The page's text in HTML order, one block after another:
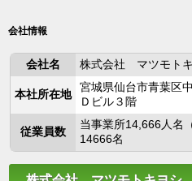
会社情報
会社名 株式会社 マツモト
本社所在地
宮城県仙台市青葉区
Ｄビル３階
従業員数
当事業所14,666人名
14666名